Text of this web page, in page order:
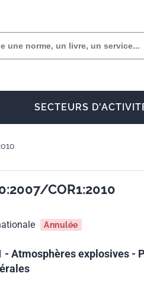
SECTEURS
COR1:2010
Annulée
- Atmosphères explosives -